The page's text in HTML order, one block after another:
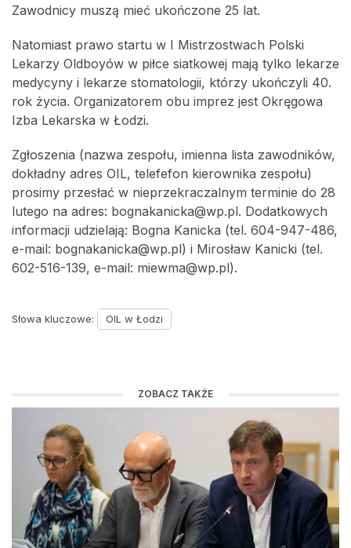
Zawodnicy muszą mieć ukończone 25 lat.
Natomiast prawo startu w I Mistrzostwach Polski
Lekarzy Oldboyów w piłce siatkowej mają tylko lekarze
medycyny i lekarze stomatologii, którzy ukończyli 40.
rok życia. Organizatorem obu imprez jest Okręgowa
Izba Lekarska w Łodzi.
Zgłoszenia (nazwa zespołu, imienna lista zawodników,
dokładny adres OIL, telefefon kierownika zespołu)
prosimy przesłać w nieprzekraczalnym terminie do 28
lutego na adres: bognakanicka@wp.pl. Dodatkowych
informacji udzielają: Bogna Kanicka (tel. 604-947-486,
e-mail: bognakanicka@wp.pl) i Mirosław Kanicki (tel.
602-516-139, e-mail: miewma@wp.pl).
Słowa kluczowe: OIL w Łodzi
ZOBACZ TAKŻE